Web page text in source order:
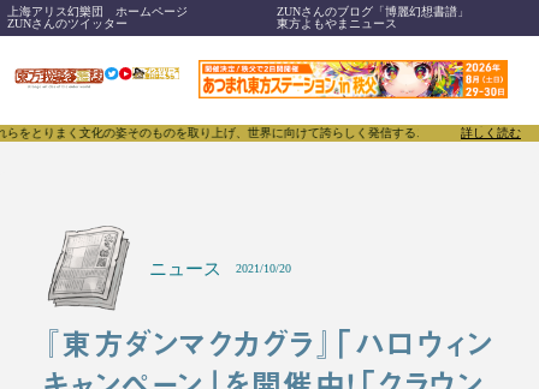
上海アリス幻樂団 ホームページ
ZUNさんのブログ「博麗幻想書譜」
ZUNさんのツイッター
東方よもやまニュース
の姿そのものを取り上げ、世界に向けて誇らしく発信することで、東方Projectのみならず
詳しく読む
ニュース 2021/10/20
『東方ダンマクカグラ』「ハロウィン